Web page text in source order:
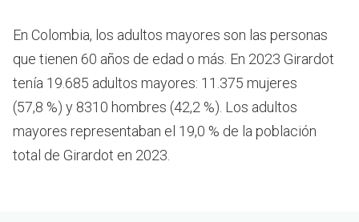
En Colombia, los adultos mayores son las personas
que tienen 60 años de edad o más. En 2023 Girardot
tenía 19.685 adultos mayores: 11.375 mujeres
(57,8 %) y 8310 hombres (42,2 %). Los adultos
mayores representaban el 19,0 % de la población
total de Girardot en 2023.